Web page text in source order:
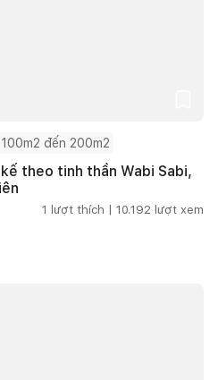
đến 200m2
theo tinh thần Wabi Sabi,
1 lượt thích | 10.192 lượt xem